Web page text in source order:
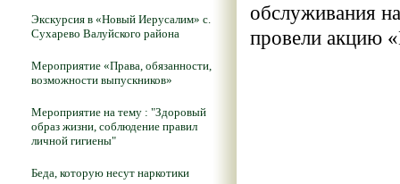
Экскурсия в «Новый Иерусалим» с.
Сухарево Валуйского района
Мероприятие «Права, обязанности,
возможности выпускников»
Мероприятие на тему : "Здоровый
образ жизни, соблюдение правил
личной гигиены"
Беда, которую несут наркотики
обслуживания
провели акцию